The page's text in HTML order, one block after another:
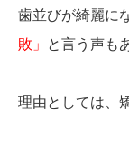
歯並びが綺麗に
敗」
と言う声も
理由としては、